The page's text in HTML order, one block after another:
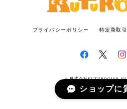
プライバシーポリシー 特定商取
© 株式会社KUTUROGIAN
ショップに